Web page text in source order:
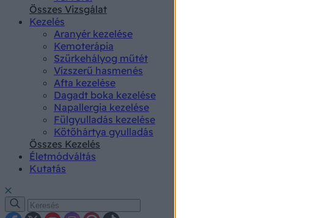
Összes Vizsgálat
Kezelés
Aranyér kezelése
Kemoterápia
Szürkehályog műtét
Vízszerű hasmenés
Afta kezelése
Dagadt boka kezelése
Napallergia kezelése
Fülgyulladás kezelése
Kötőhártya gyulladás
Összes Kezelés
Életmódváltás
Kutatás